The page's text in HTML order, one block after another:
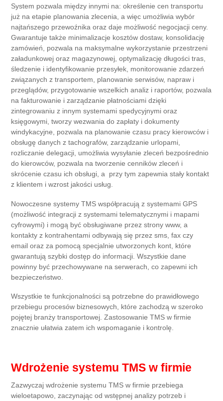
System pozwala między innymi na: określenie cen transportu
już na etapie planowania zlecenia, a więc umożliwia wybór
najtańszego przewoźnika oraz daje możliwość negocjacji ceny.
Gwarantuje także minimalizacje kosztów dostaw, konsolidację
zamówień, pozwala na maksymalne wykorzystanie przestrzeni
załadunkowej oraz magazynowej, optymalizację długości tras,
śledzenie i identyfikowanie przesyłek, monitorowanie zdarzeń
związanych z transportem, planowanie serwisów, napraw i
przeglądów, przygotowanie wszelkich analiz i raportów, pozwala
na fakturowanie i zarządzanie płatnościami dzięki
zintegrowaniu z innym systemami spedycyjnymi oraz
księgowymi, tworzy wezwania do zapłaty i dokumenty
windykacyjne, pozwala na planowanie czasu pracy kierowców i
obsługę danych z tachografów, zarządzanie urlopami,
rozliczanie delegacji, umożliwia wysyłanie zleceń bezpośrednio
do kierowców, pozwala na tworzenie cenników zleceń i
skrócenie czasu ich obsługi, a przy tym zapewnia stały kontakt
z klientem i wzrost jakości usług.
Nowoczesne systemy TMS współpracują z systemami GPS
(możliwość integracji z systemami telematycznymi i mapami
cyfrowymi) i mogą być obsługiwane przez strony www, a
kontakty z kontrahentami odbywają się przez sms, fax czy
email oraz za pomocą specjalnie utworzonych kont, które
gwarantują szybki dostęp do informacji. Wszystkie dane
powinny być przechowywane na serwerach, co zapewni ich
bezpieczeństwo.
Wszystkie te funkcjonalności są potrzebne do prawidłowego
przebiegu procesów biznesowych, które zachodzą w szeroko
pojętej branży transportowej. Zastosowanie TMS w firmie
znacznie ułatwia zatem ich wspomaganie i kontrolę.
Wdrożenie systemu TMS w firmie
Zazwyczaj wdrożenie systemu TMS w firmie przebiega
wieloetapowo, zaczynając od wstępnej analizy potrzeb i